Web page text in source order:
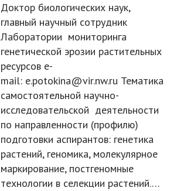
Доктор биологических наук,
главный научный сотрудник
Лаборатории мониторинга
генетической эрозии растительных
ресурсов e-
mail: e.potokina@vir.nw.ru Тематика
самостоятельной научно-
исследовательской деятельности
по направленности (профилю)
подготовки аспирантов: генетика
растений, геномика, молекулярное
маркирование, постгеномные
технологии в селекции растений.…